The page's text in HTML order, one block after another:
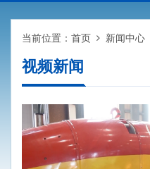
当前位置： 首页 新闻中心
视频新闻